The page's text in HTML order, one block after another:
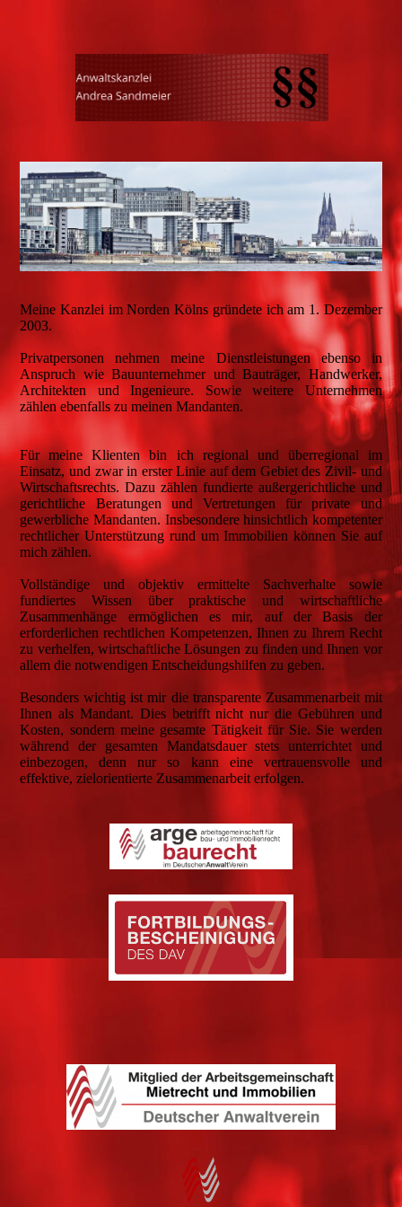
Meine Kanzlei im Norden Kölns gründete ich am 1. Dezember
2003.
Privatpersonen nehmen meine Dienstleistungen ebenso in
Anspruch wie Bauunternehmer und Bauträger, Handwerker,
Architekten und Ingenieure. Sowie weitere Unternehmen
zählen ebenfalls zu meinen Mandanten.
Für meine Klienten bin ich regional und überregional im
Einsatz, und zwar in erster Linie auf dem Gebiet des Zivil- und
Wirtschaftsrechts. Dazu zählen fundierte außergerichtliche und
gerichtliche Beratungen und Vertretungen für private und
gewerbliche Mandanten. Insbesondere hinsichtlich kompetenter
rechtlicher Unterstützung rund um Immobilien können Sie auf
mich zählen.
Vollständige und objektiv ermittelte Sachverhalte sowie
fundiertes Wissen über praktische und wirtschaftliche
Zusammenhänge ermöglichen es mir, auf der Basis der
erforderlichen rechtlichen Kompetenzen, Ihnen zu Ihrem Recht
zu verhelfen, wirtschaftliche Lösungen zu finden und Ihnen vor
allem die notwendigen Entscheidungshilfen zu geben.
Besonders wichtig ist mir die transparente Zusammenarbeit mit
Ihnen als Mandant. Dies betrifft nicht nur die Gebühren und
Kosten, sondern meine gesamte Tätigkeit für Sie. Sie werden
während der gesamten Mandatsdauer stets unterrichtet und
einbezogen, denn nur so kann eine vertrauensvolle und
effektive, zielorientierte Zusammenarbeit erfolgen.